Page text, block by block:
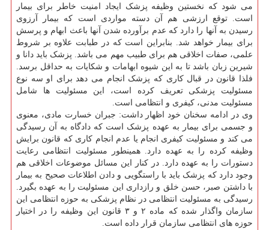
می شود که نخستین وظیفه پزشک ایجاد امنیت خاطر برای بیمار
است. توقع ارزشی هم آن دسته مواردی است که بیمار آرزوی
رسیدن به آنها را دارد که عدم برآورده شدن آنها باعث ابهام و پرسش
برای بیمار خواهد شد. بنابراین است که در طبابت علاوه بر شروط
علمی، صفات اخلاقی هم برای طبیب مهم می باشد. پزشک باید دانا و
شیرین زبان باشد تا به این شیوه ابهامات و شکایات به حداقل برسد.
فلذا قانون در قبال کاری که پزشک انجام می دهد برای او سه نوع
مسئولیت پزشکی تعریف کرده است، این مسئولیت ها شامل
مسئولیت مدنی، کیفری و انتظامی است.
وی در ادامه سخنان خود اظهار داشت: جبران خسارت مادی، معنوی
و جسمی برای بیمار به عهده پزشک است که دادگاه به آن رسیدگی
می کند و مسئولیت کیفری انجام یا عدم انجام کاری که قانون برایش
وظیفه کرده را به عهده دارد. همینطور مسئولیت انتظامی رعایت
دستورات را به عهده دارد. در کنار این مسائل موضوعات اخلاقی هم
وجود دارد که پزشک باید با راستگویی و دادن اطلاعات صحیح به بیمار
با داشتن صبر، حسن خلق و رازداری این مسئولیت را به عهده بگیرد.
رسیدگی به مسئولیت انتظامی در نظام پزشکی به حوزه انتظامی این
سازمان واگذار شده که ماده ۲ و ۳ قانون این وظیفه را در اختیار
حوزه های انتظامی سازمان قرار داده است.